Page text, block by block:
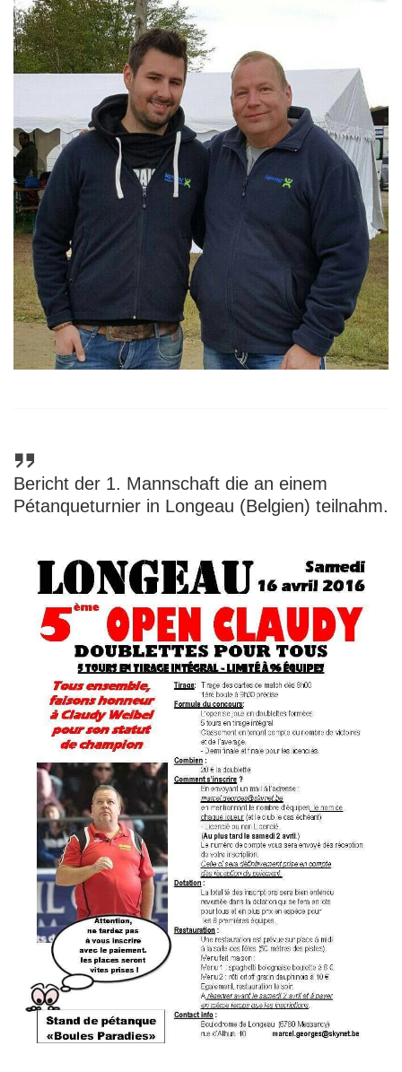
Bericht der 1. Mannschaft die an einem
Pétanqueturnier in Longeau (Belgien) teilnahm.